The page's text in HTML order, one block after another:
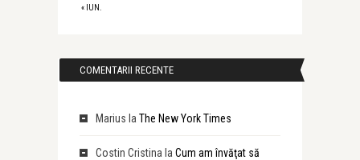
« IUN.
COMENTARII RECENTE
Marius la The New York Times
Costin Cristina la Cum am învăţat să